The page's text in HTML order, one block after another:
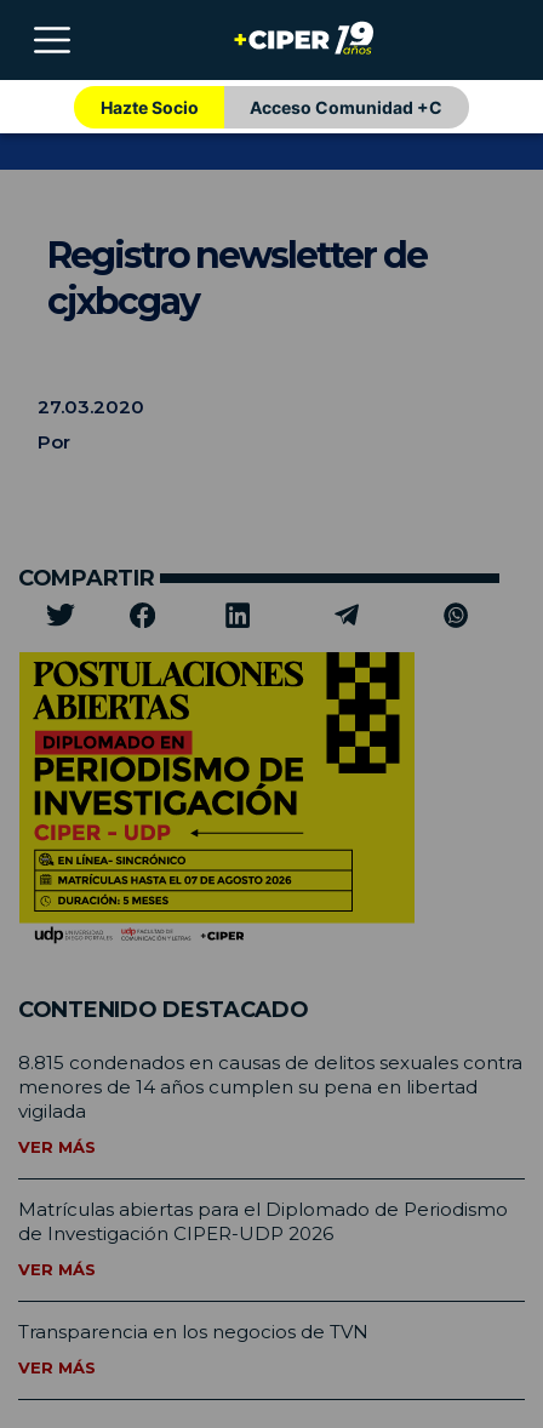
Hazte Socio Acceso Comunidad +C
Registro newsletter de
cjxbcgay
27.03.2020
Por
COMPARTIR
CONTENIDO DESTACADO
8.815 condenados en causas de delitos sexuales contra
menores de 14 años cumplen su pena en libertad
vigilada
VER MÁS
Matrículas abiertas para el Diplomado de Periodismo
de Investigación CIPER-UDP 2026
VER MÁS
Transparencia en los negocios de TVN
VER MÁS